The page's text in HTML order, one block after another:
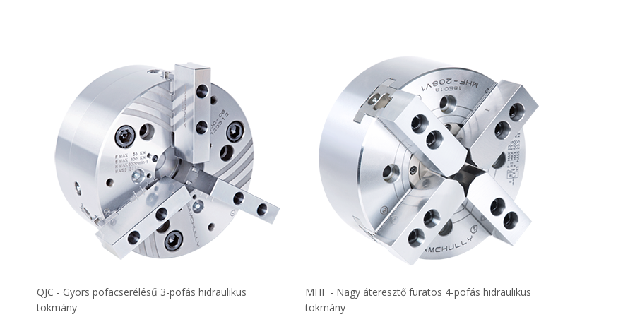
QJC - Gyors pofacserélésű 3-pofás hidraulikus
tokmány
MHF - Nagy áteresztő furatos 4-pofás hidraulikus
tokmány